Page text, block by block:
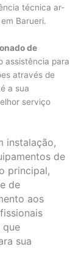
técnica ar-
Barueri.
de
assistência para
através de
a sua
serviço
instalação,
de
principal,
de
aos
que
sua